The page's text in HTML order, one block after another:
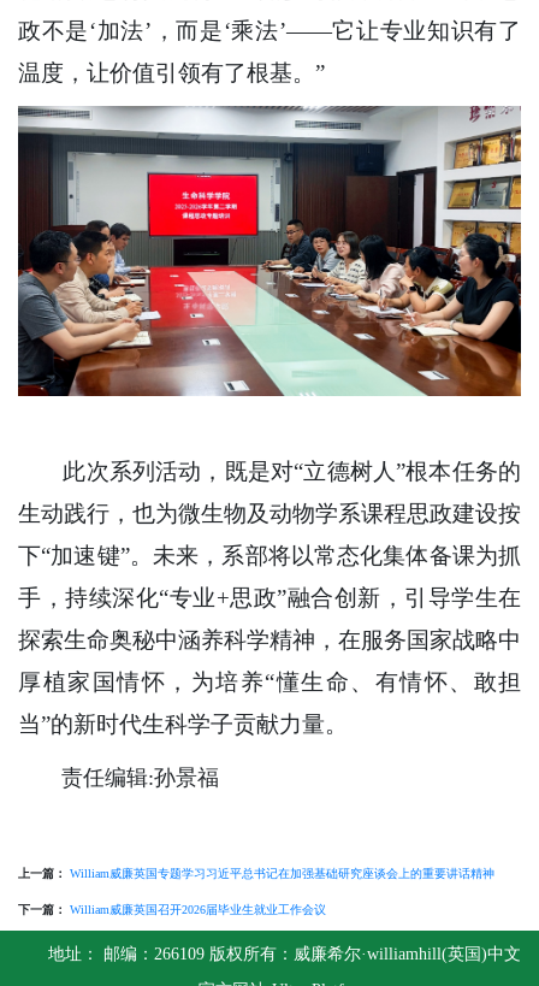
政不是‘加法’，而是‘乘法’——它让专业知识有了
温度，让价值引领有了根基。”
此次系列活动，既是对“立德树人”根本任务的
生动践行，也为微生物及动物学系课程思政建设按
下“加速键”。未来，系部将以常态化集体备课为抓
手，持续深化“专业+思政”融合创新，引导学生在
探索生命奥秘中涵养科学精神，在服务国家战略中
厚植家国情怀，为培养“懂生命、有情怀、敢担
当”的新时代生科学子贡献力量。
责任编辑:孙景福
上一篇： William威廉英国专题学习习近平总书记在加强基础研究座谈会上的重要讲话精神
下一篇： William威廉英国召开2026届毕业生就业工作会议
地址： 邮编：266109 版权所有：威廉希尔·williamhill(英国)中文